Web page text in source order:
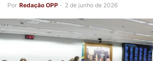
Por Redação OPP - 2 de junho de 2026